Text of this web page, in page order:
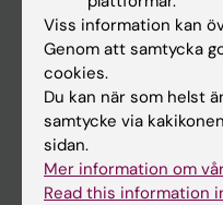
Schema
Studentmejlen
Kurs- och programwebbar
Student på KI
Viss information kan
Genom att samtycka
cookies.
Du kan när som helst
samtycke via
sidan.
Mer information om
Read this information